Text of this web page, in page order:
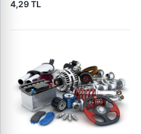
4,29 TL